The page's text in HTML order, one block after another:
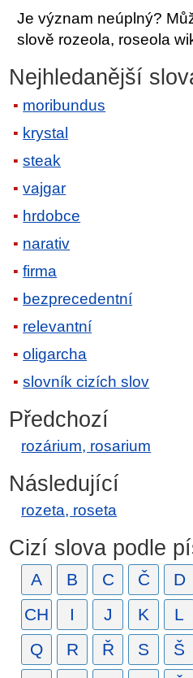
Je význam neúplný?
slově rozeola, roseola
Nejhledanější
moribundus
krystal
steak
vajgar
hrdobce
narativ
firma
bezprecedentní
relevantní
oligarcha
slovník cizích slov
Předchozí
rozárium, rosarium
Následující
rozeta, roseta
Cizí slova podle
A B C Č D
CH
I J K L
Q
R Ř S Š